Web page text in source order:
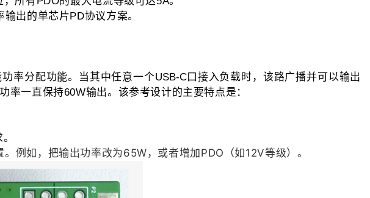
输出的单芯片PD协议方案。
功率分配功能。当其中任意一个USB-C口接入负载时，该路广播并可以输出
率一直保持60W输出。该参考设计的主要特点是：
例如，把输出功率改为65W，或者增加PDO（如12V等级）。